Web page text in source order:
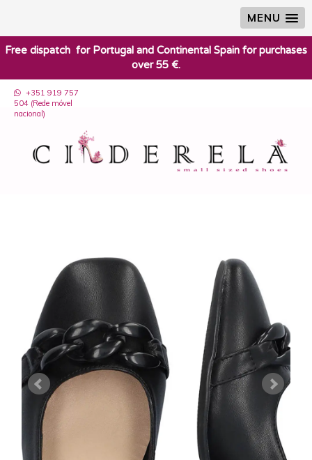
MENU
​Free dispatch for Portugal and Continental Spain for purchases
over 55 €.
+351 919 757
504 (Rede móvel
nacional)